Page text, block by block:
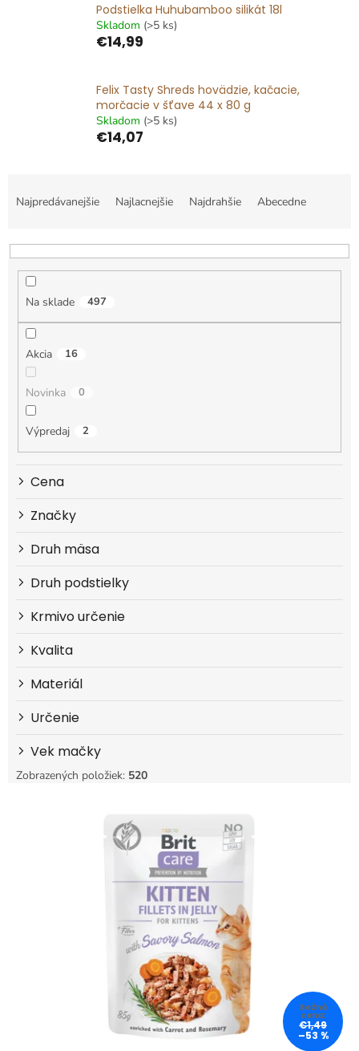
Podstielka Huhubamboo silikát 18l
Skladom (>5 ks)
€14,99
Felix Tasty Shreds hovädzie, kačacie,
morčacie v šťave 44 x 80 g
Skladom (>5 ks)
€14,07
a
n
Najpredávanejšie Najlacnejšie Najdrahšie Abecedne
Na sklade 497
Akcia 16
Novinka 0
Výpredaj 2
Cena
Značky
Druh mäsa
Druh podstielky
Krmivo určenie
Kvalita
Materiál
Určenie
Vek mačky
Zobrazených položiek: 520
€1,49
–53 %